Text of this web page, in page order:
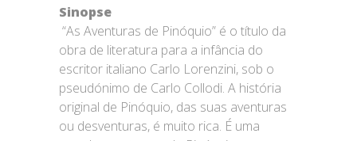
Sinopse
“As Aventuras de Pinóquio” é o título da
obra de literatura para a infância do
escritor italiano Carlo Lorenzini, sob o
pseudónimo de Carlo Collodi. A história
original de Pinóquio, das suas aventuras
ou desventuras, é muito rica. É uma